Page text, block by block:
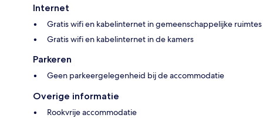
Internet
Gratis wifi en kabelinternet in gemeenschappelijke ruimtes
Gratis wifi en kabelinternet in de kamers
Parkeren
Geen parkeergelegenheid bij de accommodatie
Overige informatie
Rookvrije accommodatie